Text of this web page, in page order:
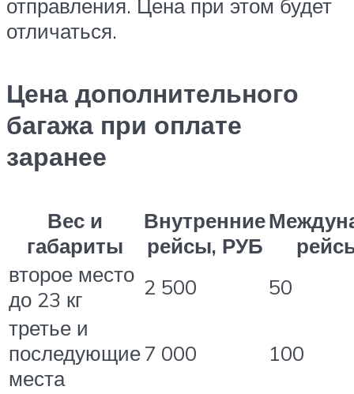
отправления. Цена при этом будет
отличаться.
Цена дополнительного
багажа при оплате
заранее
Вес и
габариты
Внутренние
рейсы, РУБ
второе место
до 23 кг
2 500
50
третье и
последующие
места
7 000 100